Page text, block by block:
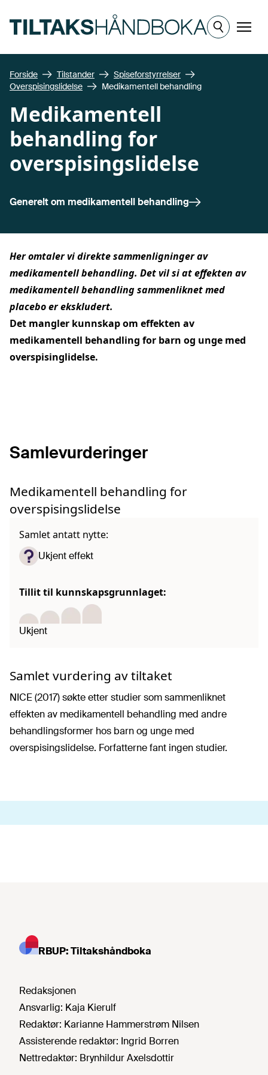
Meny
Forside Tilstander
Spiseforstyrrelser
Overspisingslidelse
Medikamentell behandling
Medikamentell
behandling for
overspisingslidelse
Generelt om medikamentell behandling
Her omtaler vi direkte sammenligninger av
medikamentell behandling. Det vil si at effekten av
medikamentell behandling sammenliknet med
placebo er ekskludert.
Det mangler kunnskap om effekten av
medikamentell behandling for barn og unge med
overspisinglidelse.
Samlevurderinger
Medikamentell behandling for
overspisingslidelse
Samlet antatt nytte:
Ukjent effekt
Tillit til kunnskapsgrunnlaget:
Ukjent
Samlet vurdering av tiltaket
NICE (2017) søkte etter studier som sammenliknet
effekten av medikamentell behandling med andre
behandlingsformer hos barn og unge med
overspisingslidelse. Forfatterne fant ingen studier.
RBUP: Tiltakshåndboka
Redaksjonen
Ansvarlig: Kaja Kierulf
Redaktør: Karianne Hammerstrøm Nilsen
Assisterende redaktør: Ingrid Borren
Nettredaktør: Brynhildur Axelsdottir